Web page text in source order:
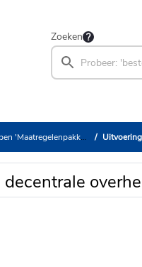
Zoeken
over stikstof, landbouw en natuur'